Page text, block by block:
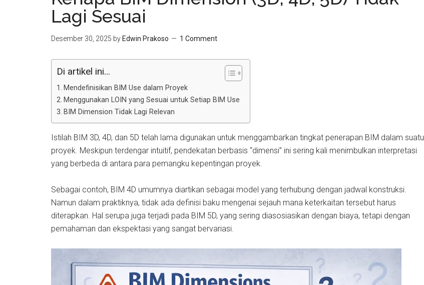
Lagi Sesuai
Desember 30, 2025 by Edwin Prakoso 1 Comment
Di artikel ini...
Mendefinisikan BIM Use dalam Proyek
Menggunakan LOIN yang Sesuai untuk Setiap BIM Use
BIM Dimension Tidak Lagi Relevan
Istilah BIM 3D, 4D, dan 5D telah lama digunakan untuk menggambarkan tingkat penerapan BIM dalam suatu
proyek. Meskipun terdengar intuitif, pendekatan berbasis “dimensi” ini sering kali menimbulkan interpretasi
yang berbeda di antara para pemangku kepentingan proyek.
Sebagai contoh, BIM 4D umumnya diartikan sebagai model yang terhubung dengan jadwal konstruksi.
Namun dalam praktiknya, tidak ada definisi baku mengenai sejauh mana keterkaitan tersebut harus
diterapkan. Hal serupa juga terjadi pada BIM 5D, yang sering diasosiasikan dengan biaya, tetapi dengan
pemahaman dan ekspektasi yang sangat bervariasi.